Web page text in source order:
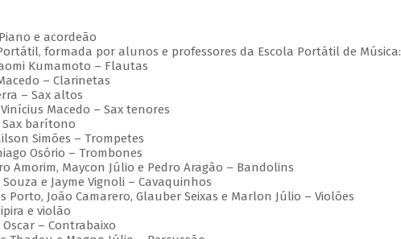
e acordeão
formada por alunos e professores da Escola Portátil de Música:
Kumamoto – Flautas
– Clarinetas
– Sax altos
Macedo – Sax tenores
barítono
Simões – Trompetes
Osório – Trombones
Amorim, Maycon Júlio e Pedro Aragão – Bandolins
e Jayme Vignoli – Cavaquinhos
Porto, João Camarero, Glauber Seixas e Marlon Júlio – Violões
e violão
– Contrabaixo